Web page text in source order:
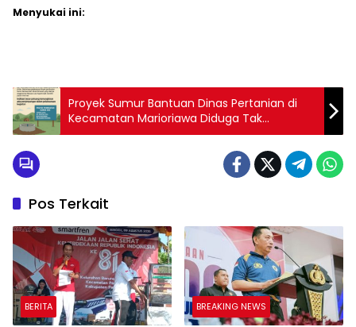
Menyukai ini:
Proyek Sumur Bantuan Dinas Pertanian di
Kecamatan Marioriawa Diduga Tak
Transparan
Pos Terkait
BERITA BREAKING NEWS